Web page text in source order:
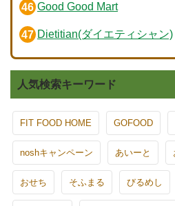
Good Good Mart
Dietitian(ダイエティシャン)
人気検索キーワード
FIT FOOD HOME GOFOOD
noshキャンペーン あいーと
おせち そふまる びるめし